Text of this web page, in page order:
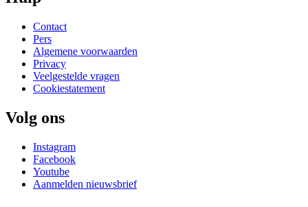
Contact
Pers
Algemene voorwaarden
Privacy
Veelgestelde vragen
Cookiestatement
Volg ons
Instagram
Facebook
Youtube
Aanmelden nieuwsbrief